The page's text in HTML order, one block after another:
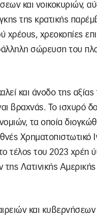
και νοικοκυριών,
της κρατικής
χρέους, χρεοκοπίες
σώρευση του
και άνοδο της αξίας
βραχνάς. Το ισχυρό
τα οποία
Χρηματοπιστωτικό
τέλος του 2023 χρέη
Λατινικής Αμερικής
και